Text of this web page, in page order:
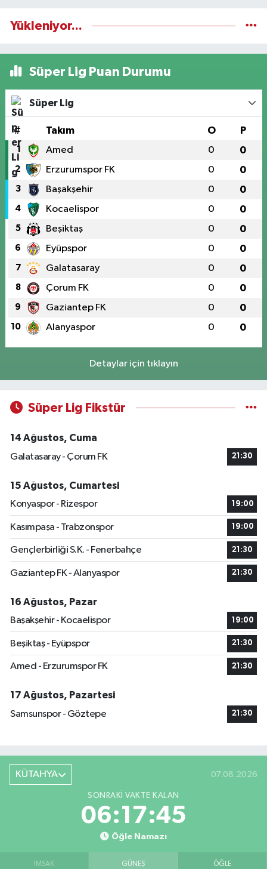
Yükleniyor...
Süper Lig Puan Durumu
Süper Lig
# Takım O P
1 Amed 0 0
2 Erzurumspor FK 0 0
3 Başakşehir 0 0
4 Kocaelispor 0 0
5 Beşiktaş 0 0
6 Eyüpspor 0 0
7 Galatasaray 0 0
8 Çorum FK 0 0
9 Gaziantep FK 0 0
10 Alanyaspor 0 0
Detaylar için tıklayın
Süper Lig Fikstür
14 Ağustos, Cuma
Galatasaray - Çorum FK
21:30
15 Ağustos, Cumartesi
Konyaspor - Rizespor
19:00
Kasımpaşa - Trabzonspor 19:00
Gençlerbirliği S.K. - Fenerbahçe 21:30
Gaziantep FK - Alanyaspor 21:30
16 Ağustos, Pazar
Başakşehir - Kocaelispor
19:00
Beşiktaş - Eyüpspor 21:30
Amed - Erzurumspor FK 21:30
17 Ağustos, Pazartesi
Samsunspor - Göztepe
21:30
KÜTAHYA 07.08.2026
SONRAKI VAKTE KALAN
06:17:45
Öğle Namazı
İMSAK GÜNEŞ ÖĞLE